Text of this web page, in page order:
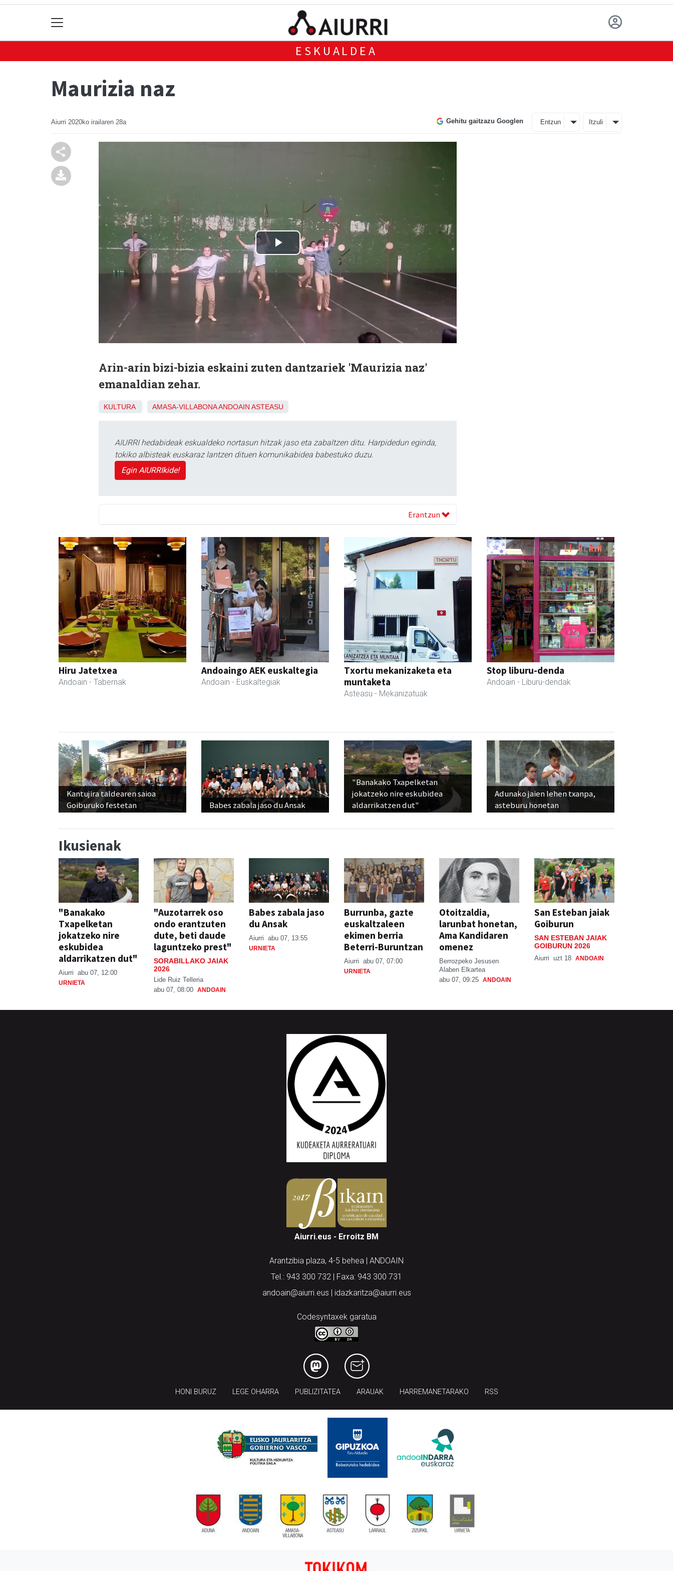
ESKUALDEA
Maurizia naz
Aiurri 2020ko irailaren 28a Gehitu gaitzazu Googlen Entzun Itzuli
Arin-arin bizi-bizia eskaini zuten dantzariek 'Maurizia naz'
emanaldian zehar.
KULTURA AMASA-VILLABONAANDOAIN ASTEASU
AIURRI hedabideak eskualdeko nortasun hitzak jaso eta zabaltzen ditu. Harpidedun eginda,
tokiko albisteak euskaraz lantzen dituen komunikabidea babestuko duzu.
Egin AIURRIkide!
Erantzun
Hiru Jatetxea
Andoain - Tabernak
Andoaingo AEK euskaltegia
Andoain - Euskaltegiak
Txortu mekanizaketa eta
muntaketa
Asteasu - Mekanizatuak
Stop liburu-denda
Andoain - Liburu-dendak
Kantujira taldearen saioa
Goiburuko festetan
Babes zabala jaso du Ansak
"Banakako Txapelketan
jokatzeko nire eskubidea
aldarrikatzen dut"
Adunako jaien lehen txanpa,
asteburu honetan
Ikusienak
"Banakako
Txapelketan
jokatzeko nire
eskubidea
aldarrikatzen dut"
Aiurri abu 07, 12:00
URNIETA
"Auzotarrek oso
ondo erantzuten
dute, beti daude
laguntzeko prest"
SORABILLAKO JAIAK
2026
Lide Ruiz Telleria
abu 07, 08:00 ANDOAIN
Babes zabala jaso
du Ansak
Aiurri abu 07, 13:55
URNIETA
Burrunba, gazte
euskaltzaleen
ekimen berria
Beterri-Buruntzan
Aiurri abu 07, 07:00
URNIETA
Otoitzaldia,
larunbat honetan,
Ama Kandidaren
omenez
Berrozpeko Jesusen
Alaben Elkartea
abu 07, 09:25 ANDOAIN
San Esteban jaiak
Goiburun
SAN ESTEBAN JAIAK
GOIBURUN 2026
Aiurri uzt 18 ANDOAIN
Aiurri.eus - Erroitz BM
Arantzibia plaza, 4-5 behea | ANDOAIN
Tel.: 943 300 732 | Faxa: 943 300 731
andoain@aiurri.eus | idazkaritza@aiurri.eus
Codesyntaxek garatua
HONI BURUZ LEGE OHARRA PUBLIZITATEA ARAUAK HARREMANETARAKO RSS